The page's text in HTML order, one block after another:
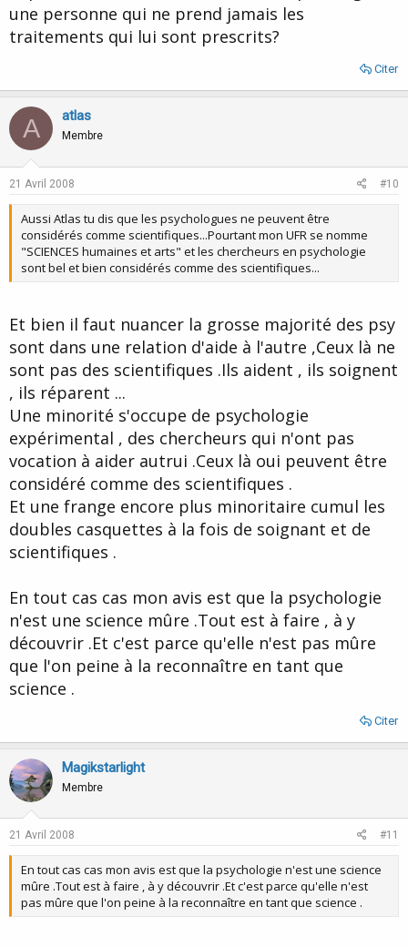
une personne qui ne prend jamais les
traitements qui lui sont prescrits?
Citer
A atlas
Membre
21 Avril 2008 #10
Aussi Atlas tu dis que les psychologues ne peuvent être
considérés comme scientifiques...Pourtant mon UFR se nomme
"SCIENCES humaines et arts" et les chercheurs en psychologie
sont bel et bien considérés comme des scientifiques...
Et bien il faut nuancer la grosse majorité des psy
sont dans une relation d'aide à l'autre ,Ceux là ne
sont pas des scientifiques .Ils aident , ils soignent
, ils réparent ...
Une minorité s'occupe de psychologie
expérimental , des chercheurs qui n'ont pas
vocation à aider autrui .Ceux là oui peuvent être
considéré comme des scientifiques .
Et une frange encore plus minoritaire cumul les
doubles casquettes à la fois de soignant et de
scientifiques .
En tout cas cas mon avis est que la psychologie
n'est une science mûre .Tout est à faire , à y
découvrir .Et c'est parce qu'elle n'est pas mûre
que l'on peine à la reconnaître en tant que
science .
Citer
Magikstarlight
Membre
21 Avril 2008 #11
En tout cas cas mon avis est que la psychologie n'est une science
mûre .Tout est à faire , à y découvrir .Et c'est parce qu'elle n'est
pas mûre que l'on peine à la reconnaître en tant que science .